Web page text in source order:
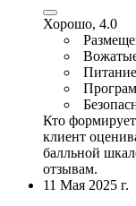
Хорошо, 4.0
Питание
Кто
клиент
балльной
отзывам.
11 Мая 2025 г.